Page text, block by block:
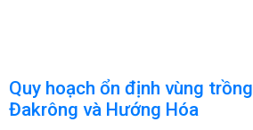
Quy hoạch ổn định vùng
Đakrông và Hướng Hóa